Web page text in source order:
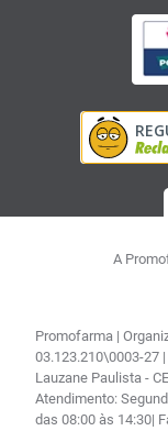
A
Promofarma |
03.123.210\0003-27
Lauzane Paulista -
Atendimento:
das 08:00 às 14:30|